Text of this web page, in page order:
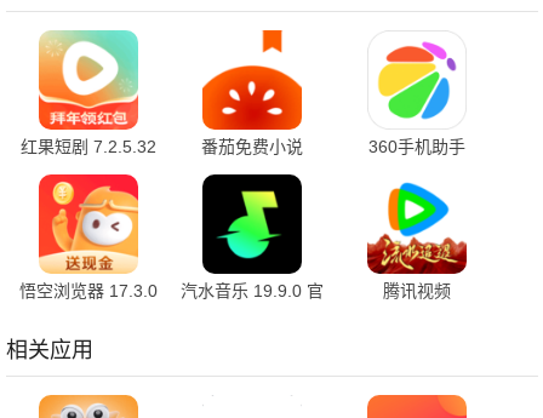
红果短剧 7.2.5.32
官方版
番茄免费小说
7.2.5.32 安卓版
360手机助手
悟空浏览器 17.3.0
汽水音乐 19.9.0 官
腾讯视频
相关应用